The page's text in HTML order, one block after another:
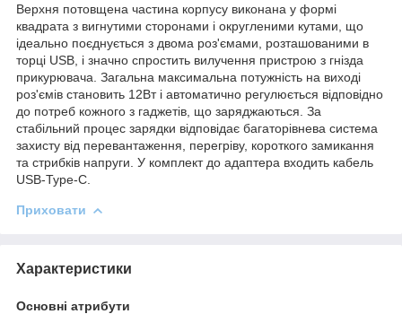
Верхня потовщена частина корпусу виконана у формі
квадрата з вигнутими сторонами і округленими кутами, що
ідеально поєднується з двома роз'ємами, розташованими в
торці USB, і значно спростить вилучення пристрою з гнізда
прикурювача. Загальна максимальна потужність на виході
роз'ємів становить 12Вт і автоматично регулюється відповідно
до потреб кожного з гаджетів, що заряджаються. За
стабільний процес зарядки відповідає багаторівнева система
захисту від перевантаження, перегріву, короткого замикання
та стрибків напруги. У комплект до адаптера входить кабель
USB-Type-C.
Приховати
Характеристики
Основні атрибути